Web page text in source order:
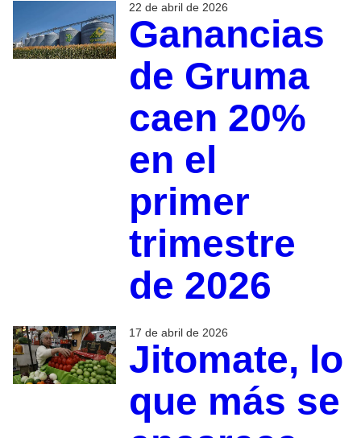
22 de abril de 2026
Ganancias
de Gruma
caen 20%
en el
primer
trimestre
de 2026
17 de abril de 2026
Jitomate, lo
que más se